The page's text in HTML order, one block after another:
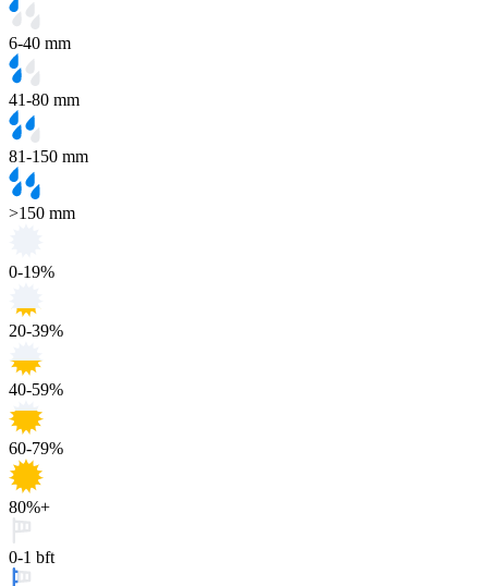
6-40 mm
41-80 mm
81-150 mm
>150 mm
0-19%
20-39%
40-59%
60-79%
80%+
0-1 bft